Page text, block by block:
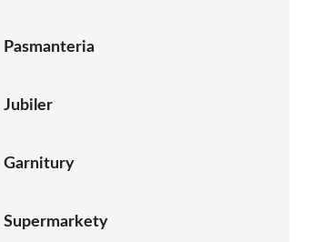
Pasmanteria
Jubiler
Garnitury
Supermarkety